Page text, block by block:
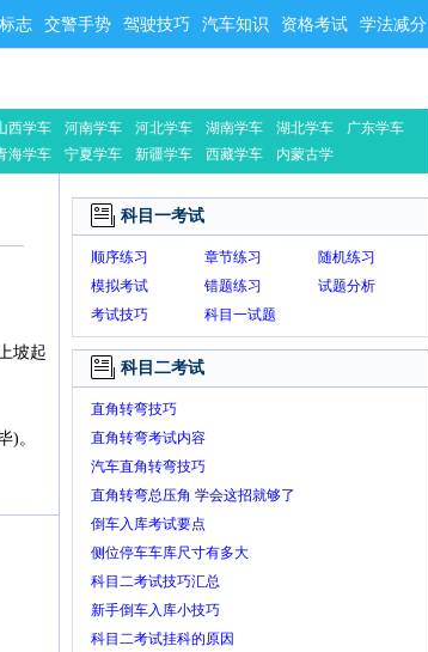
志 交警手势 驾驶技巧 汽车知识 资格考试 学法减分
西学车 河南学车 河北学车 湖南学车 湖北学车
广东学车
海学车 宁夏学车 新疆学车 西藏学车
内蒙古学
坡起
)。
科目一考试
顺序练习 章节练习
随机练习
模拟考试
错题练习
试题分析
考试技巧
科目一试题
科目二考试
直角转弯技巧
直角转弯考试内容
汽车直角转弯技巧
直角转弯总压角 学会这招就够了
倒车入库考试要点
侧位停车车库尺寸有多大
科目二考试技巧汇总
新手倒车入库小技巧
科目二考试挂科的原因